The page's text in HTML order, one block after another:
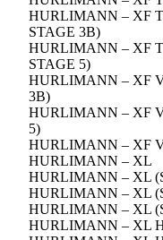
HURLIMANN – XF
STAGE 3B)
HURLIMANN – XF
STAGE 5)
HURLIMANN – XF
3B)
HURLIMANN – XF
5)
HURLIMANN – XF
HURLIMANN – XL
HURLIMANN – XL
HURLIMANN – XL
HURLIMANN – XL
HURLIMANN – XL